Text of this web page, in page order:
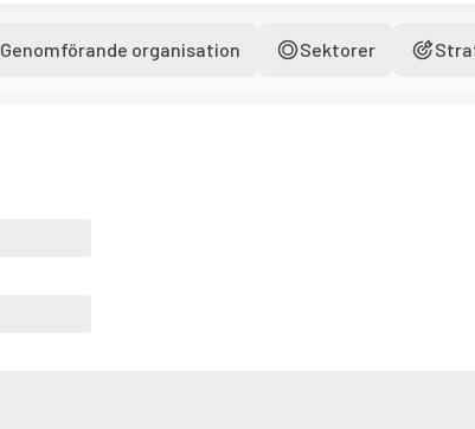
Genomförande organisation Sektorer